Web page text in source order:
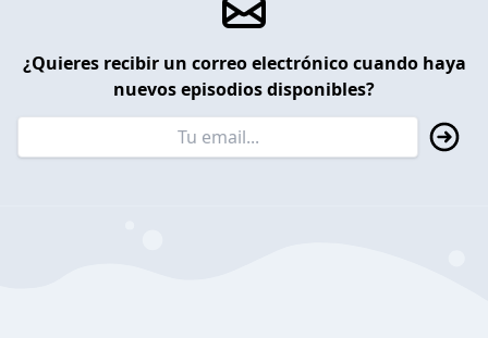
¿Quieres recibir un correo electrónico cuando haya
nuevos episodios disponibles?